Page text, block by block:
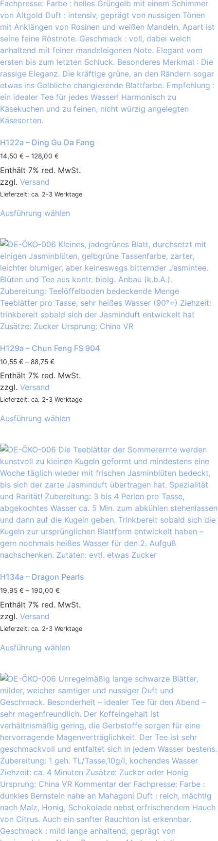
H122a – Ding Gu Da Fang
14,50 € – 128,00 €
Enthält 7% red. MwSt.
zzgl. Versand
Lieferzeit: ca. 2-3 Werktage
Ausführung wählen
H129a – Chun Feng FS 904
10,55 € – 88,75 €
Enthält 7% red. MwSt.
zzgl. Versand
Lieferzeit: ca. 2-3 Werktage
Ausführung wählen
H134a – Dragon Pearls
19,95 € – 190,00 €
Enthält 7% red. MwSt.
zzgl. Versand
Lieferzeit: ca. 2-3 Werktage
Ausführung wählen